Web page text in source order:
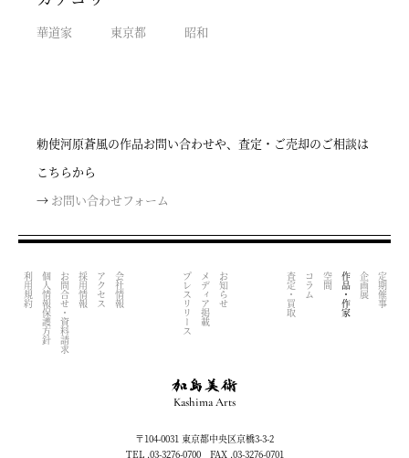
華道家 東京都 昭和
勅使河原蒼風の作品お問い合わせや、査定・ご売却のご相談は
こちらから
→ お問い合わせフォーム
定期催事
企画展
作品・作家
空間
コラム
査定・買取
お知らせ
メディア掲載
プレスリリース
会社情報
アクセス
採用情報
お問合せ・資料請求
個人情報保護方針
利用規約
Kashima Arts
〒104-0031 東京都中央区京橋3-3-2
TEL .03-3276-0700 FAX .03-3276-0701